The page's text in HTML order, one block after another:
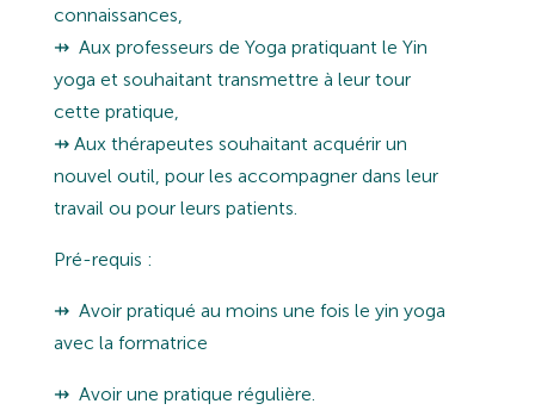
connaissances,
⇸ Aux professeurs de Yoga pratiquant le Yin
yoga et souhaitant transmettre à leur tour
cette pratique,
⇸ Aux thérapeutes souhaitant acquérir un
nouvel outil, pour les accompagner dans leur
travail ou pour leurs patients.
Pré-requis :
⇸Avoir pratiqué au moins une fois le yin yoga
avec la formatrice
⇸Avoir une pratique régulière.